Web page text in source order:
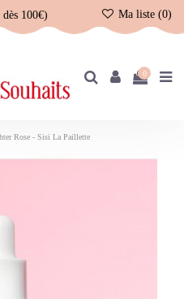
100€) Ma liste (0)
0
Rose - Sisi La Paillette